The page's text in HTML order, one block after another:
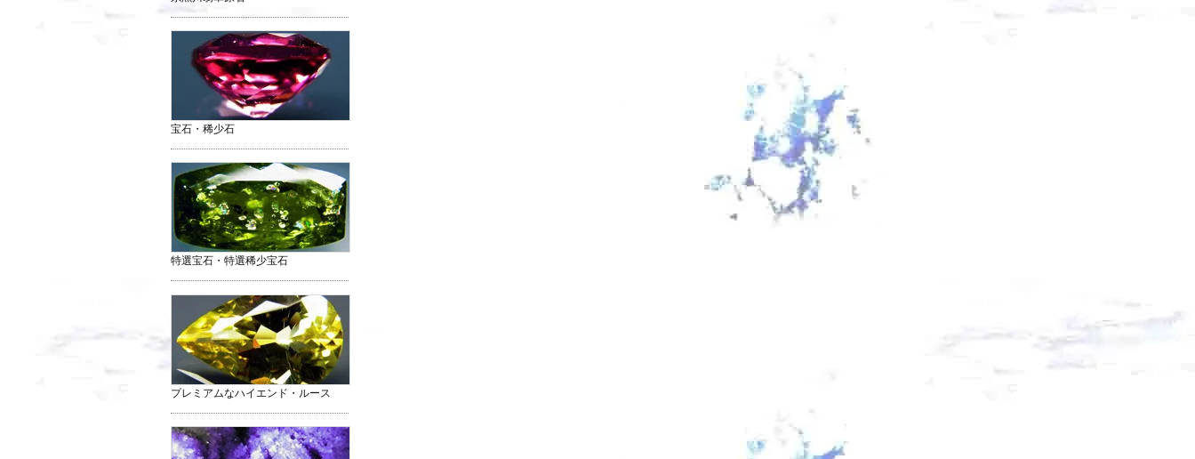
宝石・稀少石
特選宝石・特選稀少宝石
プレミアムなハイエンド・ルース